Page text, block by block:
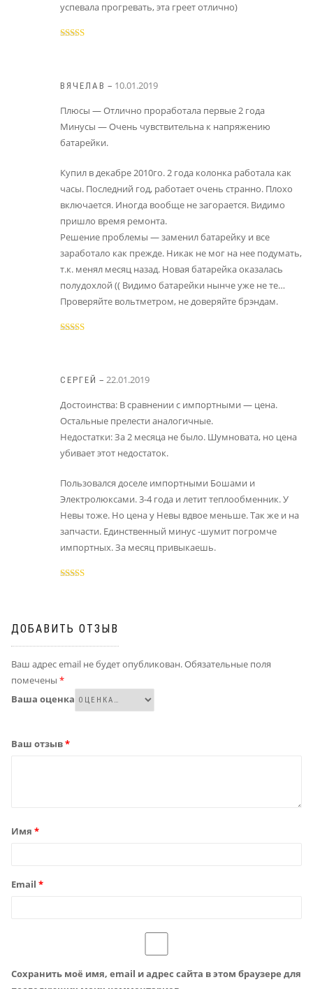
успевала прогревать, эта греет отлично)
ВЯЧЕЛАВ – 10.01.2019
Плюсы — Отлично проработала первые 2 года
Минусы — Очень чувствительна к напряжению
батарейки.
Купил в декабре 2010го. 2 года колонка работала как
часы. Последний год, работает очень странно. Плохо
включается. Иногда вообще не загорается. Видимо
пришло время ремонта.
Решение проблемы — заменил батарейку и все
заработало как прежде. Никак не мог на нее подумать,
т.к. менял месяц назад. Новая батарейка оказалась
полудохлой (( Видимо батарейки нынче уже не те…
Проверяйте вольтметром, не доверяйте брэндам.
СЕРГЕЙ – 22.01.2019
Достоинства: В сравнении с импортными — цена.
Остальные прелести аналогичные.
Недостатки: За 2 месяца не было. Шумновата, но цена
убивает этот недостаток.
Пользовался доселе импортными Бошами и
Электролюксами. 3-4 года и летит теплообменник. У
Невы тоже. Но цена у Невы вдвое меньше. Так же и на
запчасти. Единственный минус -шумит погромче
импортных. За месяц привыкаешь.
ДОБАВИТЬ ОТЗЫВ
Ваш адрес email не будет опубликован.Обязательные поля
помечены *
Ваша оценка
Ваш отзыв*
Имя *
Email *
Сохранить моё имя, email и адрес сайта в этом браузере для